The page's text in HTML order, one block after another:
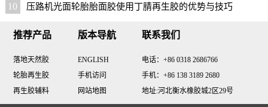
10 压路机光面轮胎胎面胶使用丁腈再生胶的优势与技巧
推荐产品
落地天然胶
轮胎再生胶
再生胶辅料
版本导航
ENGLISH
手机访问
网站地图
联系我们
电话：+86 0318 2686766
手机：+86 138 3189 2680
地址:河北衡水橡胶城2区29号